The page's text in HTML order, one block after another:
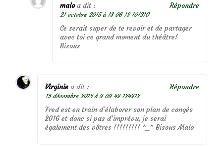
malo a dit :
21 octobre 2015 à 18 06 13 101310
Ce serait super de te revoir et de partager
avec toi ce grand moment du théâtre!
Bisous
Répondre
Virginie a dit :
15 décembre 2015 à 9 09 49 124912
Fred est en train d’élaborer son plan de congés
2016 et donc si pas d’imprévu, je serai
également des vôtres !!!!!!!!! ^_^ Bisous Malo
Répondre